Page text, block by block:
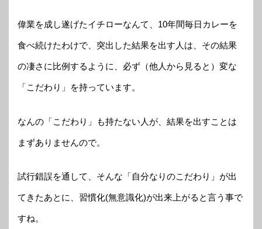
偉業を成し遂げたイチローなんて、10年間毎日カレーを
食べ続けたわけで、突出した結果を出す人は、その結果
の凄さに比例するように、必ず（他人から見ると）変な
「こだわり」を持っています。
なんの「こだわり」も持たない人が、結果を出すことは
まずありませんので。
試行錯誤を通して、そんな「自分なりのこだわり」が出
てきたあとに、習慣化(無意識化)が出来上がると言う事で
すね。